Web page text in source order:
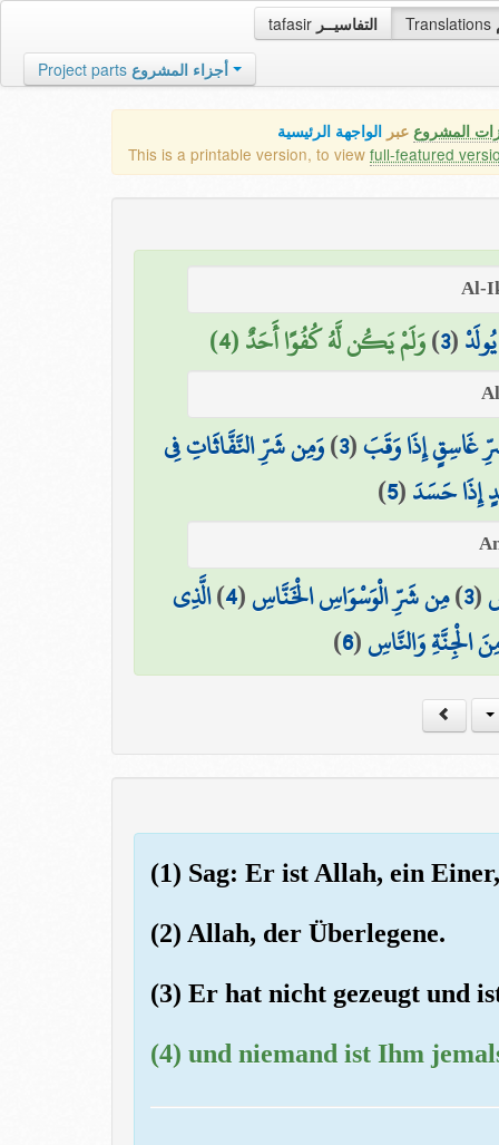
tafasir التفاسيــر Translations
Project parts أجزاء المشروع
المشروع عبر الواجهة الرئيسية
This is a printable version, to view full-featured
(
3
)وَلَمْ يَكُن لَّهُ كُفُوًا أَحَدٌ (4)
غَاسِقٍ إِذَا وَقَبَ(
3
)وَمِن شَرِّ النَّفَّاثَاتِ فِي
إِذَا حَسَدَ(
5
)
(
3
)مِن شَرِّ الْوَسْوَاسِ الْخَنَّاسِ(
4
)الَّذِي
الْجِنَّةِ وَالنَّاسِ(
6
)
(1) Sag: Er ist Allah, ein Einer,
(2) Allah, der Überlegene.
(3) Er hat nicht gezeugt und
(4) und niemand ist Ihm